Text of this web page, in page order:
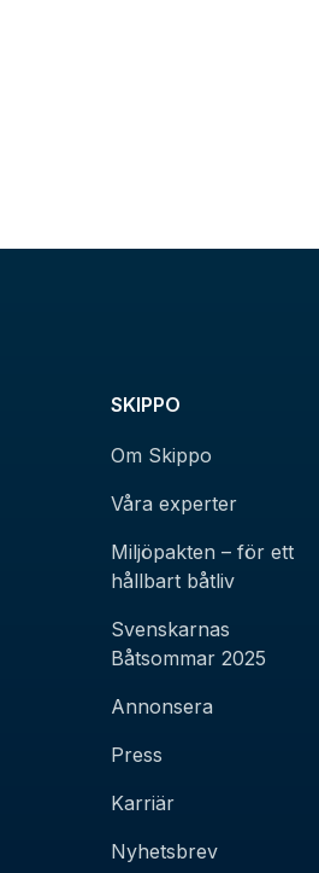
SKIPPO
Om Skippo
Våra experter
Miljöpakten – för ett
hållbart båtliv
Svenskarnas
Båtsommar 2025
Annonsera
Press
Karriär
Nyhetsbrev